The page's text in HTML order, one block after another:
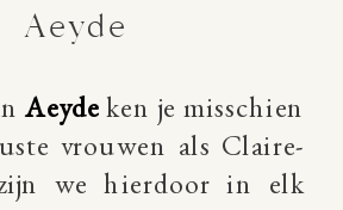
Aeyde
Aeyde ken je misschien
vrouwen als Claire-
we hierdoor in elk